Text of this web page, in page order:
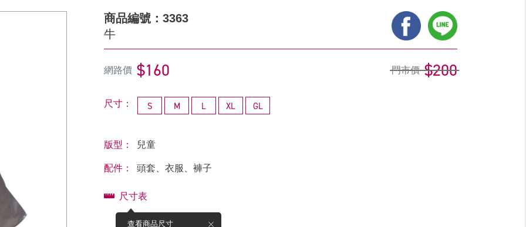
商品編號：3363
牛
網路價 $160 門市價 $200
尺寸： S M L XL GL
版型： 兒童
配件： 頭套、衣服、褲子
尺寸表
查看商品尺寸